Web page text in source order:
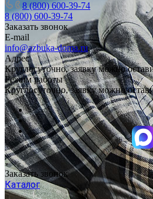
8 (800) 600-39-74
8 (800) 600-39-74
Заказать звонок
E-mail
info@azbuka-doma.ru
Адрес
Круглосуточно, заявку можно
Режим работы
Круглосуточно, заявку можно
Заказать звонок
Каталог